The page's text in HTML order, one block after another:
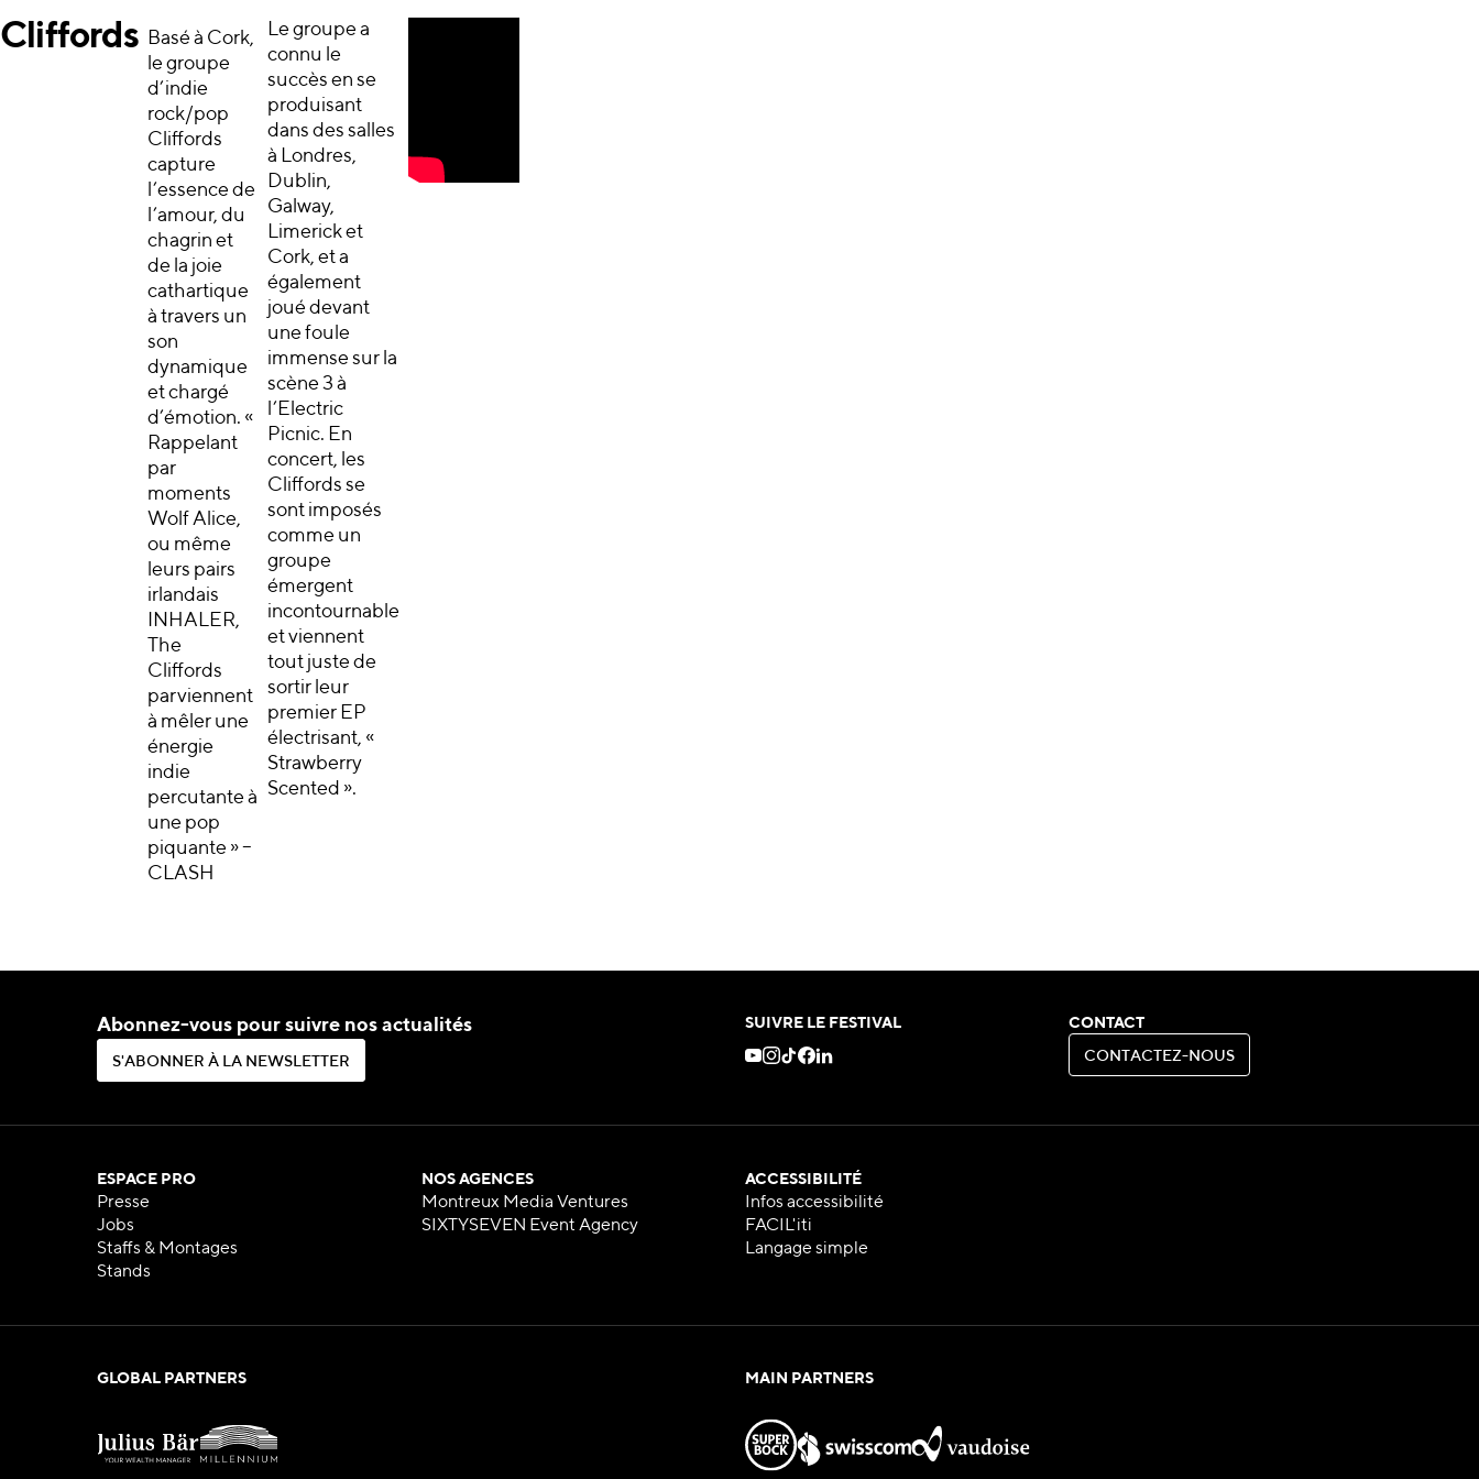
Cliffords
Basé à Cork,
le groupe
d’indie
rock/pop
Cliffords
capture
l’essence de
l’amour, du
chagrin et
de la joie
cathartique
à travers un
son
dynamique
et chargé
d’émotion. «
Rappelant
par
moments
Wolf Alice,
ou même
leurs pairs
irlandais
INHALER,
The
Cliffords
parviennent
à mêler une
énergie
indie
percutante à
une pop
piquante » –
CLASH
Le groupe a
connu le
succès en se
produisant
dans des salles
à Londres,
Dublin,
Galway,
Limerick et
Cork, et a
également
joué devant
une foule
immense sur la
scène 3 à
l’Electric
Picnic. En
concert, les
Cliffords se
sont imposés
comme un
groupe
émergent
incontournable
et viennent
tout juste de
sortir leur
premier EP
électrisant, «
Strawberry
Scented ».
Abonnez-vous pour suivre nos actualités
S'A BO N N E R À LA N EWS L E E R
S'ABONNER À LA NEWSLETTER
SUIVRE LE FESTIVAL CONTACT
CO N TAC EZ- NOUS
CONTACTEZ-NOUS
ESPACE PRO
Presse
Jobs
Staffs & Montages
Stands
NOS AGENCES
Montreux Media Ventures
SIXTYSEVEN Event Agency
ACCESSIBILITÉ
Infos accessibilité
FACIL'iti
Langage simple
GLOBAL PARTNERS MAIN PARTNERS